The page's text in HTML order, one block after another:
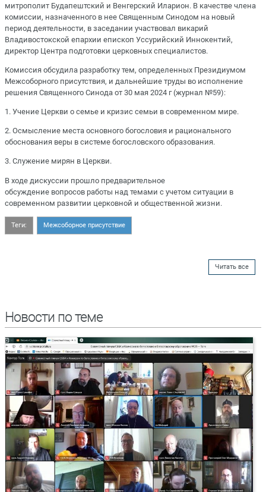
митрополит Будапештский и Венгерский Иларион. В качестве члена
комиссии, назначенного в нее Священным Синодом на новый
период деятельности, в заседании участвовал викарий
Владивостокской епархии епископ Уссурийский Иннокентий,
директор Центра подготовки церковных специалистов.
Комиссия обсудила разработку тем, определенных Президиумом
Межсоборного присутствия, и дальнейшие труды во исполнение
решения Священного Синода от 30 мая 2024 г (журнал №59):
1. Учение Церкви о семье и кризис семьи в современном мире.
2. Осмысление места основного богословия и рационального
обоснования веры в системе богословского образования.
3. Служение мирян в Церкви.
В ходе дискуссии прошло предварительное
обсуждение вопросов работы над темами с учетом ситуации в
современном развитии церковной и общественной жизни.
Теги: Межсоборное присутствие
Читать все
Новости по теме